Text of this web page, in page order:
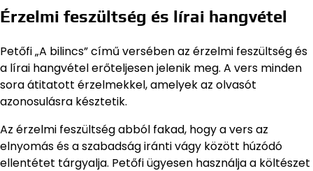
Érzelmi feszültség és lírai hangvétel
Petőfi „A bilincs” című versében az érzelmi feszültség és
a lírai hangvétel erőteljesen jelenik meg. A vers minden
sora átitatott érzelmekkel, amelyek az olvasót
azonosulásra késztetik.
Az érzelmi feszültség abból fakad, hogy a vers az
elnyomás és a szabadság iránti vágy között húzódó
ellentétet tárgyalja. Petőfi ügyesen használja a költészet